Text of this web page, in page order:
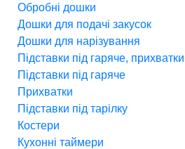
Обробні дошки
Дошки для подачі закусок
Дошки для нарізування
Підставки під гаряче, прихватки
Підставки під гаряче
Прихватки
Підставки під тарілку
Костери
Кухонні таймери